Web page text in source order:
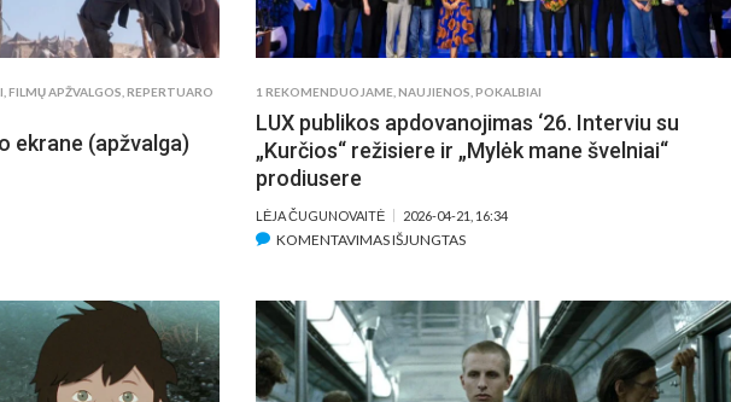
FILMŲ APŽVALGOS REPERTUARO
ekrane (apžvalga)
1 REKOMENDUOJAME ,NAUJIENOS ,POKALBIAI
LUX publikos apdovanojimas ‘26. Interviu su
„Kurčios“ režisiere ir „Mylėk mane švelniai“
prodiusere
LĖJA ČUGUNOVAITĖ 2026-04-21, 16:34
KOMENTAVIMAS IŠJUNGTASĮRAŠE
APDOVANOJIMAS
‘26.
INTERVIU
SU